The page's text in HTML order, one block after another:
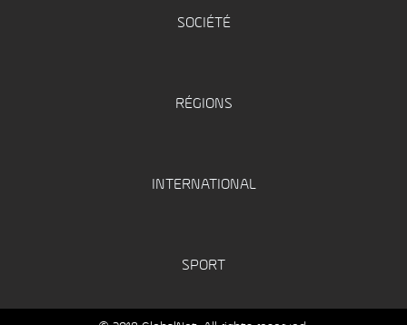
SOCIÉTÉ
RÉGIONS
INTERNATIONAL
SPORT